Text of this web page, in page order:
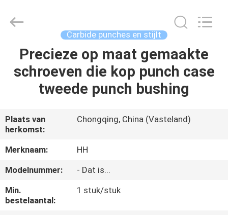
HUIS
PRODUCTEN
VIDEO'S
ONGEVEER
ONS
FABRIEKSREIS
Limited.
Reserved.
Carbide punches en stijlt
Precieze op maat gemaakte
schroeven die kop punch case
tweede punch bushing
Plaats van
herkomst:
Chongqing, China (Vasteland)
Merknaam:
HH
Modelnummer:
- Dat is...
Min.
bestelaantal:
1 stuk/stuk